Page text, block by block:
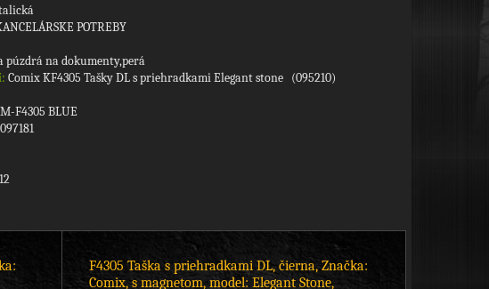
POTREBY
púzdrá na dokumenty,perá
Comix KF4305 Tašky DL s priehradkami Elegant stone (095210)
F4305 BLUE
12
F4305 Taška s priehradkami DL, čierna, Značka:
Comix, s magnetom, model: Elegant Stone,